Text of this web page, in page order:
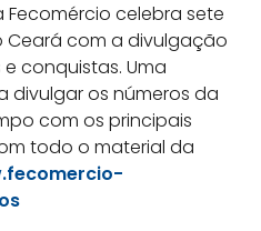
celebra sete
com a divulgação
conquistas. Uma
divulgar os números da
com os principais
todo o material da